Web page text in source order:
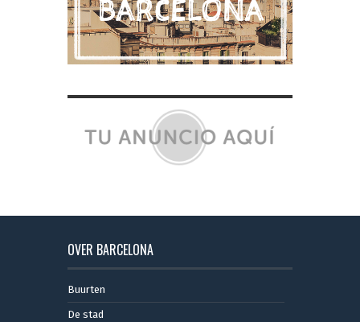
OVER BARCELONA
Buurten
De stad